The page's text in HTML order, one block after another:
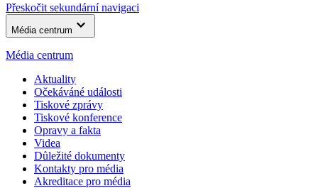
Přeskočit sekundární navigaci
Média centrum
Média centrum
Aktuality
Očekáváné události
Tiskové zprávy
Tiskové konference
Opravy a fakta
Videa
Důležité dokumenty
Kontakty pro média
Akreditace pro média